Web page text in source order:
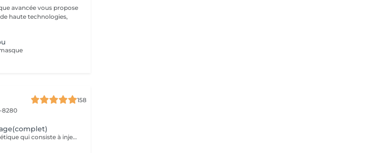
avancée vous propose
haute technologies,
158
8280
La mésothérapie est une technique esthétique qui consiste à injecter de petites quantités de substances actives (vitamines, minéraux, acide hyaluronique, etc.) directement dans les couches superficielles de la peau. Elle est utilisée pour améliorer l'aspect de la peau et stimuler la régénération cellulaire. Les Bienfaits de la Mésothérapie Hydratation intense et rajeunissement cutané Apporte un coup d'éclat immédiat à la peau. Réduit les rides et les ridules en stimulant la production de collagène et d'élastine. Hydrate en profondeur et améliore la texture de la peau. Traite les taches pigmentaires, les cicatrices d'acné et la rosacée. Aide à uniformiser le teint et à réduire les imperfections. Pourquoi Choisir la Mésothérapie ? Traitement peu invasif et pratiquement indolore. Effet naturel et progressif, sans chirurgie ni éviction sociale. Résultats visibles après quelques séances seulement. Un soin idéal pour retrouver une peau éclatante, un corps raffermi et une chevelure en pleine santé !